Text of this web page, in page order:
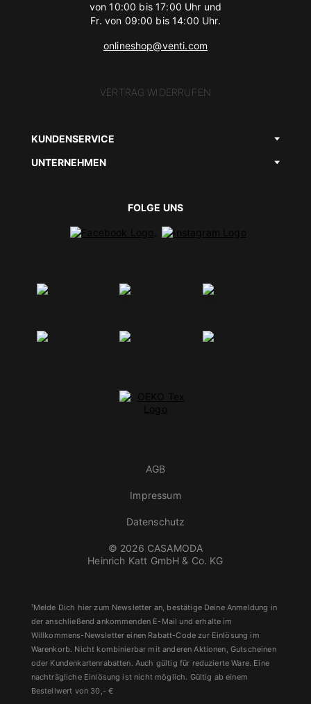
von 10:00 bis 17:00 Uhr und
Fr. von 09:00 bis 14:00 Uhr.
onlineshop@venti.com
VERTRAG WIDERRUFEN
KUNDENSERVICE
UNTERNEHMEN
FOLGE UNS
© 2026 CASAMODA
Heinrich Katt GmbH & Co. KG
AGB
Impressum
Datenschutz
¹Melde Dich hier zum Newsletter an, bestätige Deine Anmeldung in
der anschließend ankommenden E-Mail und erhalte im
Willkommens-Newsletter einen Rabatt-Code zur Einlösung im
Warenkorb. Nicht kombinierbar mit anderen Aktionen, Gutscheinen
oder Kundenkartenrabatten. Auch gültig für reduzierte Ware. Eine
nachträgliche Einlösung ist nicht möglich. Gültig ab einem
Bestellwert von 30,- €